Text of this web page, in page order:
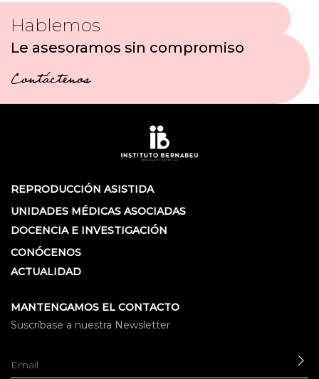
Hablemos
Le asesoramos sin compromiso
Contáctenos
REPRODUCCIÓN ASISTIDA
UNIDADES MÉDICAS ASOCIADAS
DOCENCIA E INVESTIGACIÓN
CONÓCENOS
ACTUALIDAD
MANTENGAMOS EL CONTACTO
Suscríbase a nuestra Newsletter